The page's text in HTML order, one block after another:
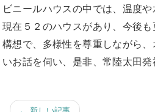
ビニールハウスの中では、温度
現在５２のハウスがあり、今後
構想で、多様性を尊重しながら
いお話を伺い、是非、常陸太田